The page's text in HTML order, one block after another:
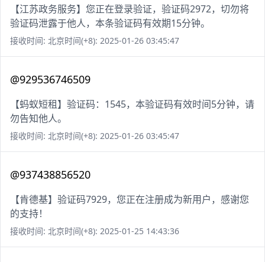
【江苏政务服务】您正在登录验证，验证码2972，切勿将
验证码泄露于他人，本条验证码有效期15分钟。
接收时间: 北京时间(+8): 2025-01-26 03:45:47
@929536746509
【蚂蚁短租】验证码：1545，本验证码有效时间5分钟，请
勿告知他人。
接收时间: 北京时间(+8): 2025-01-26 03:45:47
@937438856520
【肯德基】验证码7929，您正在注册成为新用户，感谢您
的支持！
接收时间: 北京时间(+8): 2025-01-25 14:43:36